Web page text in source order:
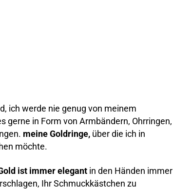
ich werde nie genug von meinem
gerne in Form von Armbändern, Ohrringen,
meine Goldringe, über die ich in
möchte.
ist immer elegant in den Händen immer
Ihr Schmuckkästchen zu